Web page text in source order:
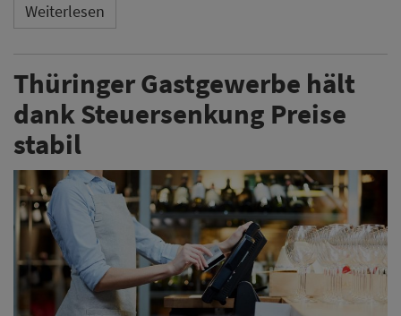
Weiterlesen
Thüringer Gastgewerbe hält
dank Steuersenkung Preise
stabil